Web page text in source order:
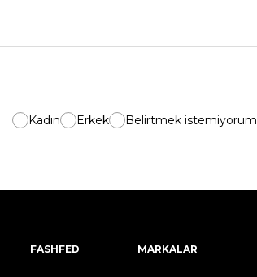
Kadın Erkek Belirtmek istemiyorum
FASHFED MARKALAR